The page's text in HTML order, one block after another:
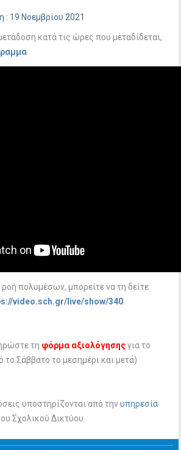
: 19 Νοεμβρίου 2021
κατά τις ώρες που μεταδίδεται,
πολυμέσων, μπορείτε να τη δείτε
video.sch.gr/live/show/340
τη φόρμα αξιολόγησηςγια το
το Σάββατο το μεσημέρι και μετά)
υποστηρίζονται από τηνυπηρεσία
Σχολικού Δικτύου.